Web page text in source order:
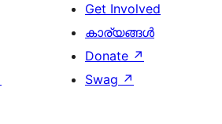
Get Involved
കാര്യങ്ങള്‍
Donate ↗
Swag ↗